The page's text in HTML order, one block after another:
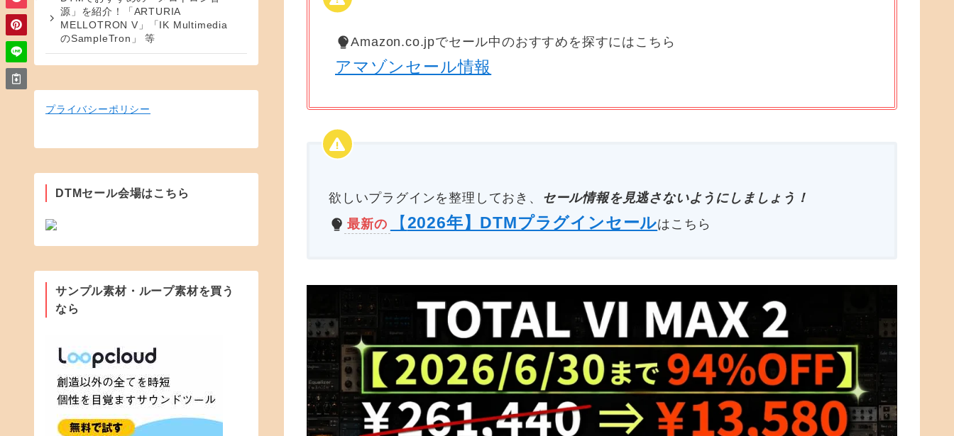
Amazon.co.jpでセール中のおすすめを探すにはこちら
アマゾンセール情報
欲しいプラグインを整理しておき、
セール情報を見逃さないようにしましょう！
最新の
【 2026年】DTMプラグインセールはこちら
源」を紹介！「ARTURIA
MELLOTRON V」「IK Multimedia
のSampleTron」 等
プライバシーポリシー
DTMセール会場はこちら
サンプル素材・ループ素材を買う
なら